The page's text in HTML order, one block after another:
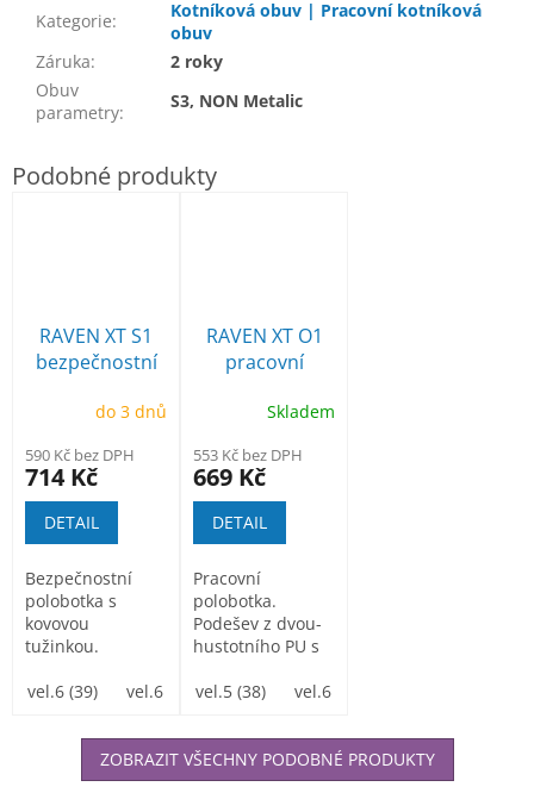
Kategorie:
Kotníková obuv | Pracovní kotníková
obuv
Záruka:
2 roky
Obuv
parametry:
S3, NON Metalic
RAVEN XT S1
bezpečnostní
do 3 dnů
590 Kč bez DPH
714 Kč
DETAIL
Bezpečnostní
polobotka s
kovovou
tužinkou.
hustotního PU s
vel.6 (39) vel.6 1/2(40) vel.7 (41)
RAVEN XT O1
pracovní
Skladem
553 Kč bez DPH
669 Kč
DETAIL
Pracovní
polobotka.
Podešev z dvou-
hustotního PU s
ochranou proti
vel.5 (38) vel.6 (39)
ZOBRAZIT VŠECHNY PODOBNÉ PRODUKTY